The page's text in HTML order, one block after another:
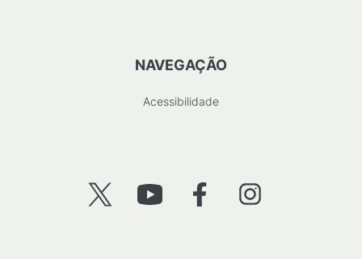
NAVEGAÇÃO
Acessibilidade